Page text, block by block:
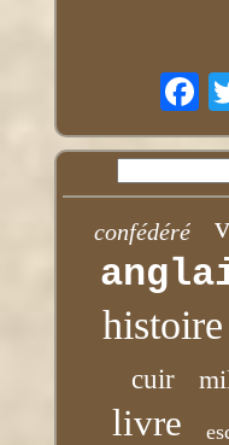
confédéré
histoire
cuir
livre